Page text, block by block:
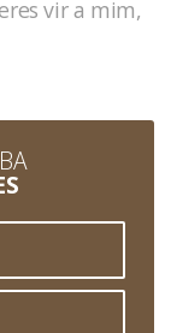
vir a mim,